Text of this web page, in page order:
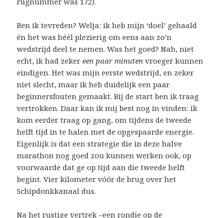
Ben ik tevreden? Welja: ik heb mijn ‘doel’ gehaald
én het was héél plezierig om eens aan zo’n
wedstrijd deel te nemen. Was het goed? Nah, niet
echt, ik had zekereen paar minuten vroeger kunnen
eindigen. Het was mijn eerste wedstrijd, en zeker
niet slecht, maar ik heb duidelijk een paar
beginnersfouten gemaakt. Bij de start ben ik traag
vertrokken. Daar kan ik mij best nog in vinden: ik
kom eerder traag op gang, om tijdens de tweede
helft tijd in te halen met de opgespaarde energie.
Eigenlijk is dat een strategie die in deze halve
marathon nog goed zou kunnen werken ook, op
voorwaarde dat ge op tijd aan die tweede helft
begint. Vier kilometer vóór de brug over het
Schipdonkkanaal dus.
Na het rustige vertrek –een rondje op de